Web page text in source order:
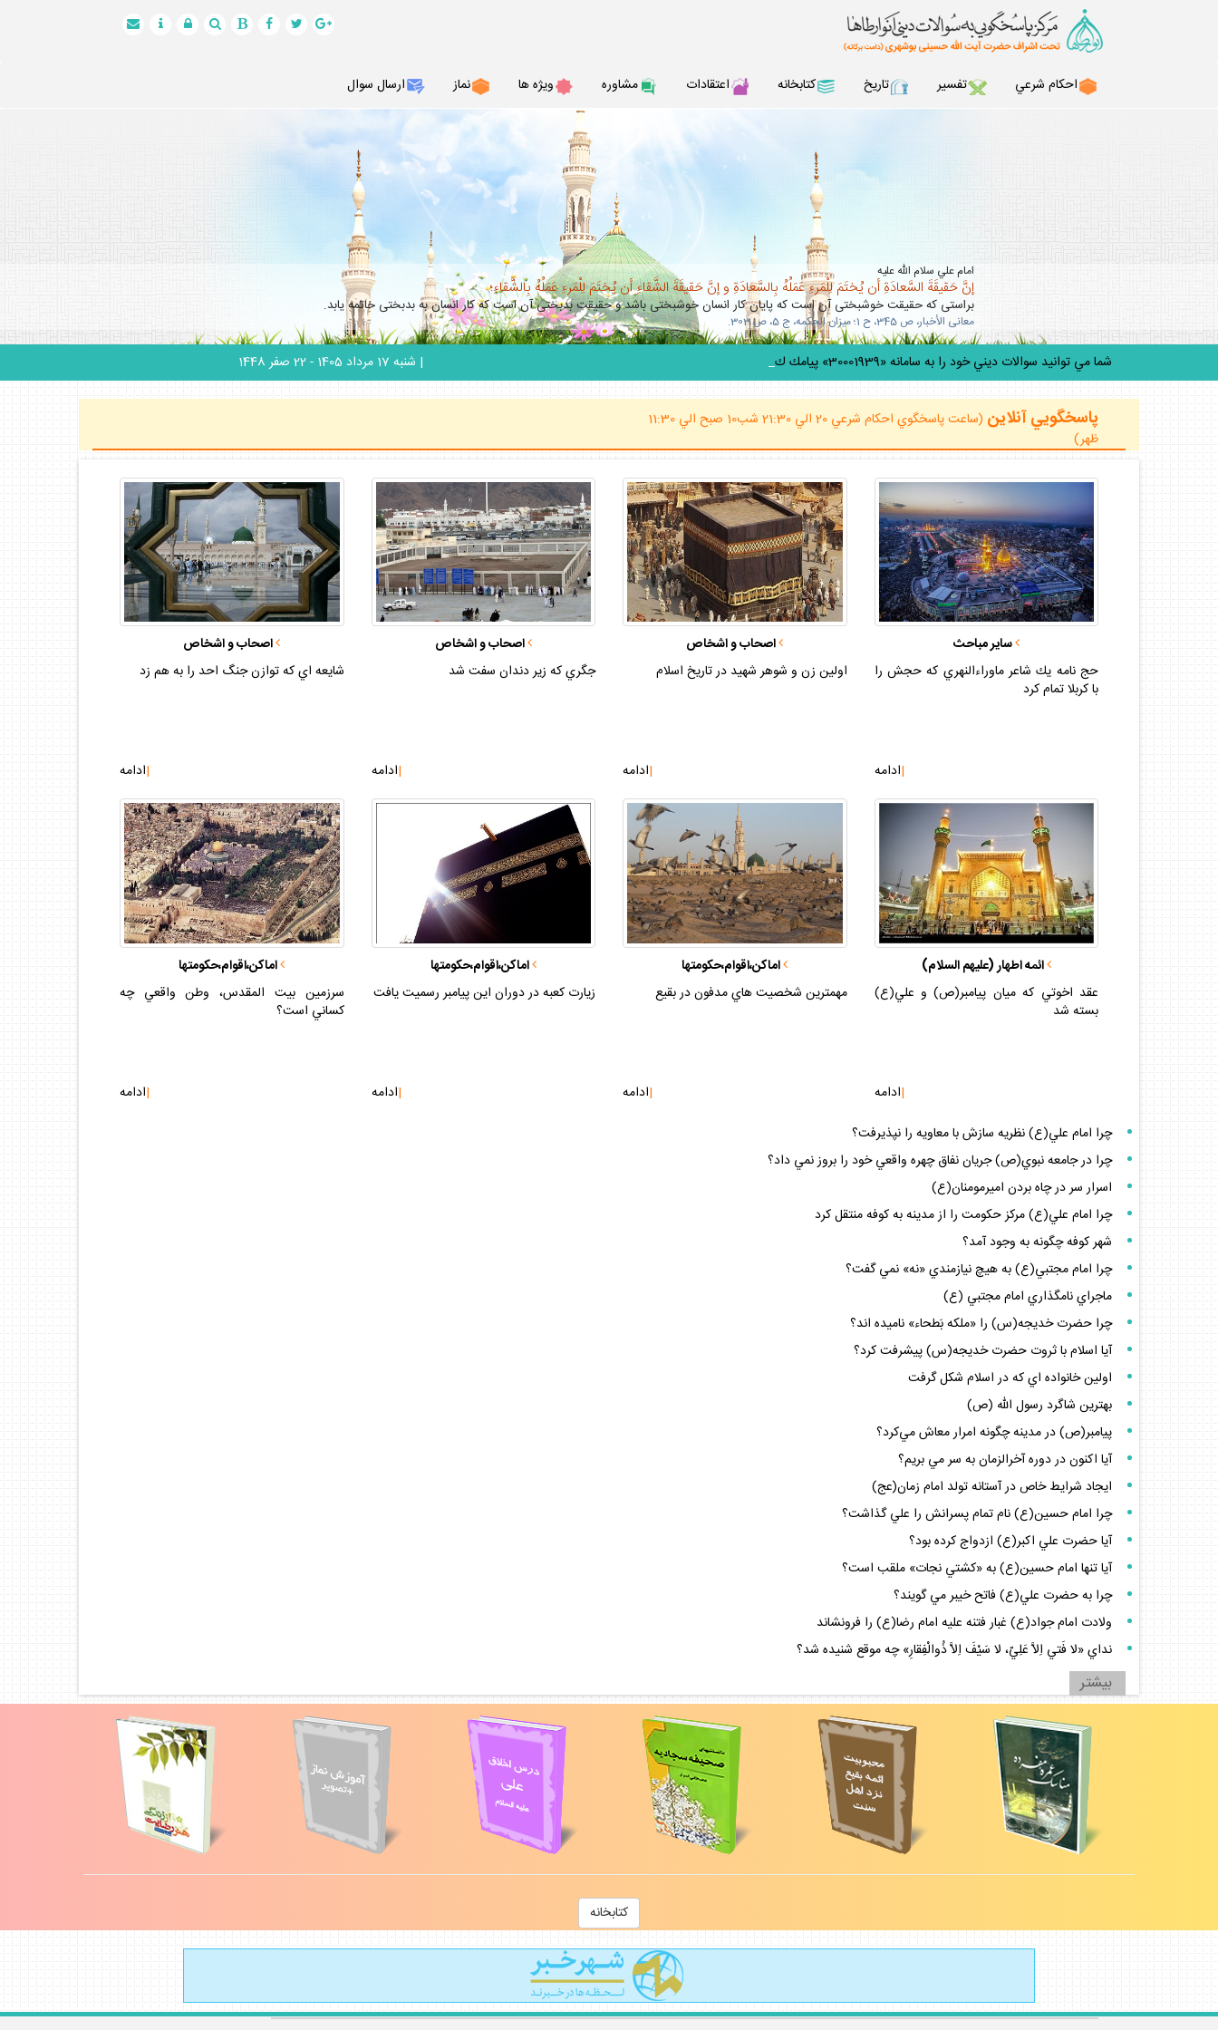
احكام شرعي تفسير تاريخ كتابخانه اعتقادات مشاوره ويژه ها نماز ارسال سوال
امام علي سلام الله عليه
إنَّ حَقيقَةَ السَّعادَةِ أن يُختَمَ لِلْمَرءِ عَمَلُهُ بِالسَّعادَةِ و إنَّ حَقيقَةَ الشَّقاءِ أن يُختَمَ لِلْمَرءِ عَمَلُهُ بِالشَّقاءِ؛
براستى كه حقيقت خوشبختى آن است كه پايان كار انسان خوشبختى باشد و حقيقت بدبختى آن است كه كار انسان به بدبختى خاتمه يابد.
معانى الأخبار، ص 345، ح 1؛ ميزان الحكمه، ج 5، ص 303.
شما مي توانيد سوالات ديني خود را به سامانه «30001939» پيامك كنيد. | شنبه 17 مرداد 1405 - 22 صفر 1448
پاسخگويي آنلاين
(ساعت پاسخگوي احكام شرعي 20 الي 21:30 شب10 صبح الي 11:30
ظهر)
ساير مباحث
حج نامه يك شاعر ماوراءالنهري كه حجش را
با كربلا تمام كرد
|ادامه
اصحاب و اشخاص
اولين زن و شوهر شهيد در تاريخ اسلام
|ادامه
اصحاب و اشخاص
جگري كه زير دندان سفت شد
|ادامه
اصحاب و اشخاص
شايعه اي كه توازن جنگ احد را به هم زد
|ادامه
ائمه اطهار (عليهم السلام)
عقد اخوتي كه ميان پيامبر(ص) و علي(ع)
بسته شد
|ادامه
اماكن،اقوام،حكومتها
مهمترين شخصيت هاي مدفون در بقيع
|ادامه
اماكن،اقوام،حكومتها
زيارت كعبه در دوران اين پيامبر رسميت يافت
|ادامه
اماكن،اقوام،حكومتها
سرزمين بيت المقدس، وطن واقعي چه
كساني است؟
|ادامه
چرا امام علي(ع) نظريه سازش با معاويه را نپذيرفت؟
چرا در جامعه نبوي(ص) جريان نفاق چهره واقعي خود را بروز نمي داد؟
اسرار سر در چاه بردن اميرمومنان(ع)
چرا امام علي(ع) مركز حكومت را از مدينه به كوفه منتقل كرد
شهر كوفه چگونه به وجود آمد؟
چرا امام مجتبي(ع) به هيچ نيازمندي «نه» نمي گفت؟
ماجراي نامگذاري امام مجتبي (ع)
چرا حضرت خديجه(س) را «ملكه بَطحاء» ناميده اند؟
آيا اسلام با ثروت حضرت خديجه(س) پيشرفت كرد؟
اولين خانواده اي كه در اسلام شكل گرفت
بهترين شاگرد رسول الله (ص)
پيامبر(ص) در مدينه چگونه امرار معاش مي‌كرد؟
آيا اكنون در دوره آخرالزمان به سر مي بريم؟
ايجاد شرايط خاص در آستانه تولد امام زمان(عج)
چرا امام حسين(ع) نام تمام پسرانش را علي گذاشت؟
آيا حضرت علي اكبر(ع) ازدواج كرده بود؟
آيا تنها امام حسين(ع) به «كشتي نجات» ملقب است؟
چرا به حضرت علي(ع) فاتح خيبر مي گويند؟
ولادت امام جواد(ع) غبار فتنه عليه امام رضا(ع) را فرونشاند
نداي «لا فَتي اِلاَّ عَلِيّ، لا سَيْفَ اِلاَّ ذُوالْفِقارِ» چه موقع شنيده شد؟
بيشتر
كتابخانه